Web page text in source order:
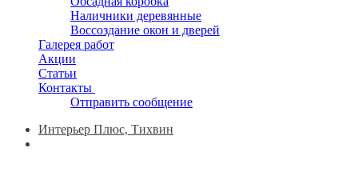
Наличники деревянные
Воссоздание окон и дверей
Галерея работ
Акции
Статьи
Контакты
Отправить сообщение
Интерьер Плюс, Тихвин